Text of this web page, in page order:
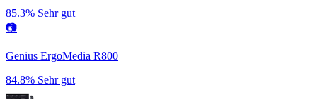
85.3% Sehr gut
📷
Genius ErgoMedia R800
84.8% Sehr gut